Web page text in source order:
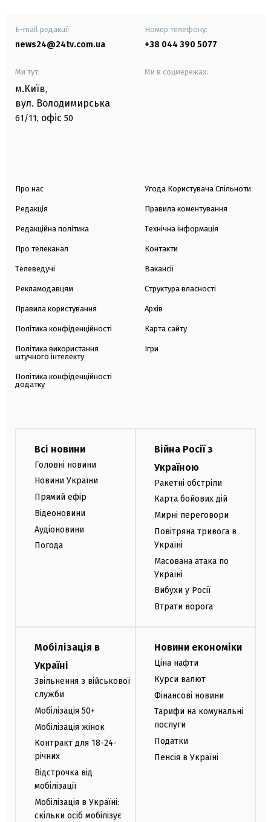
E-mail редакції
news24@24tv.com.ua
Номер телефону:
+38 044 390 5077
Ми тут:
м.Київ,
вул. Володимирська
61/11, офіс 50
Ми в соцмережах:
Про нас
Редакція
Редакційна політика
Про телеканал
Телеведучі
Рекламодавцям
Правила користування
Політика конфіденційності
Політика використання
штучного інтелекту
Політика конфіденційності
додатку
Угода Користувача Спільноти
Правила коментування
Технічна інформація
Контакти
Вакансії
Структура власності
Архів
Карта сайту
Ігри
Всі новини
Головні новини
Новини України
Прямий ефір
Відеоновини
Аудіоновини
Погода
Війна Росії з
Україною
Ракетні обстріли
Карта бойових дій
Мирні переговори
Повітряна тривога в
Україні
Масована атака по
Україні
Вибухи у Росії
Втрати ворога
Мобілізація в
Україні
Звільнення з військової
служби
Мобілізація 50+
Мобілізація жінок
Контракт для 18-24-
річних
Відстрочка від
мобілізації
Мобілізація в Україні:
скільки осіб мобілізує
Новини економіки
Ціна нафти
Курси валют
Фінансові новини
Тарифи на комунальні
послуги
Податки
Пенсія в Україні